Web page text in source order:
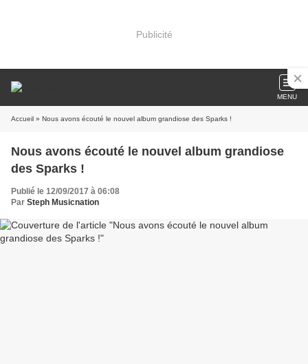
Publicité
MENU
Accueil » Nous avons écouté le nouvel album grandiose des Sparks !
Nous avons écouté le nouvel album grandiose
des Sparks !
Publié le 12/09/2017 à 06:08
Par Steph Musicnation